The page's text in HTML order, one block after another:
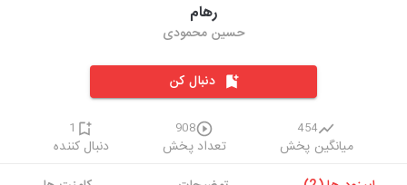
رهام
حسین محمودی
دنبال کن
454
میانگین پخش
908
تعداد پخش
1
دنبال کننده